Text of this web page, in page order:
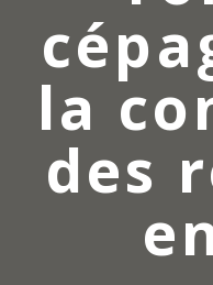
la
des